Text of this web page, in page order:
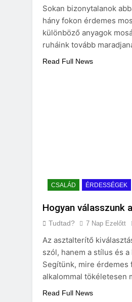
Sokan bizonytalanok
hány fokon érdemes
különböző anyagok
ruháink tovább
Read Full News
CSALÁD ÉRDESSÉGEK
Hogyan
Tudtad? 7 Nap Ezelőtt
Az asztalterítő
szól, hanem a stílus és
Segítünk, mire
alkalommal tökéletesen
Read Full News